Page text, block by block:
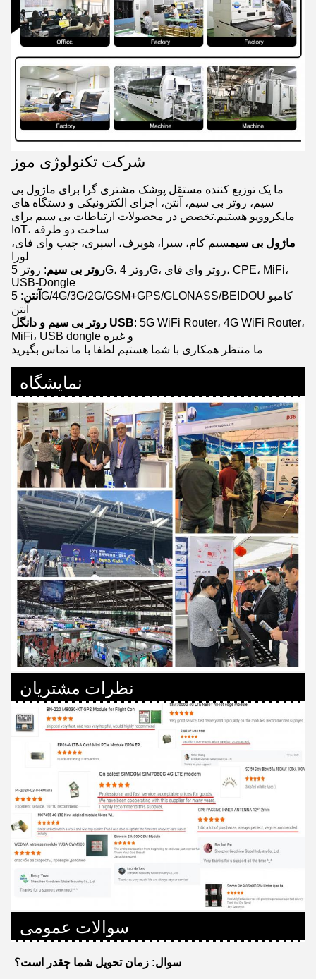
شرکت تکنولوژی موز
ما یک توزیع کننده مستقل پوشک مشتری گرا برای ماژول بی
سیم، روتر بی سیم، آنتن، اجزای الکترونیکی و دستگاه های
مایکروویو هستیم.تخصص در محصولات ارتباطات بی سیم برای
IoT، ساخت دو طرفه
ماژول بی سیمسیم کام، سیرا، هوپرف، اسپری، چیپ وای فای،
لورا
روتر بی سیم
: روتر 5G، روتر 4G، روتر وای فای، CPE، MiFi،
USB-Dongle
آنتن : 5G/4G/3G/2G/GSM+GPS/GLONASS/BEIDOU کامبو
آنتن
روتر بی سیم و دانگل USB: 5G WiFi Router، 4G WiFi Router،
MiFi، USB dongle و غیره
ما منتظر همکاری با شما هستیم لطفا با ما تماس بگیرید
نمایشگاه
نظرات مشتریان
سوالات عمومی
سوال: زمان تحویل شما چقدر است؟